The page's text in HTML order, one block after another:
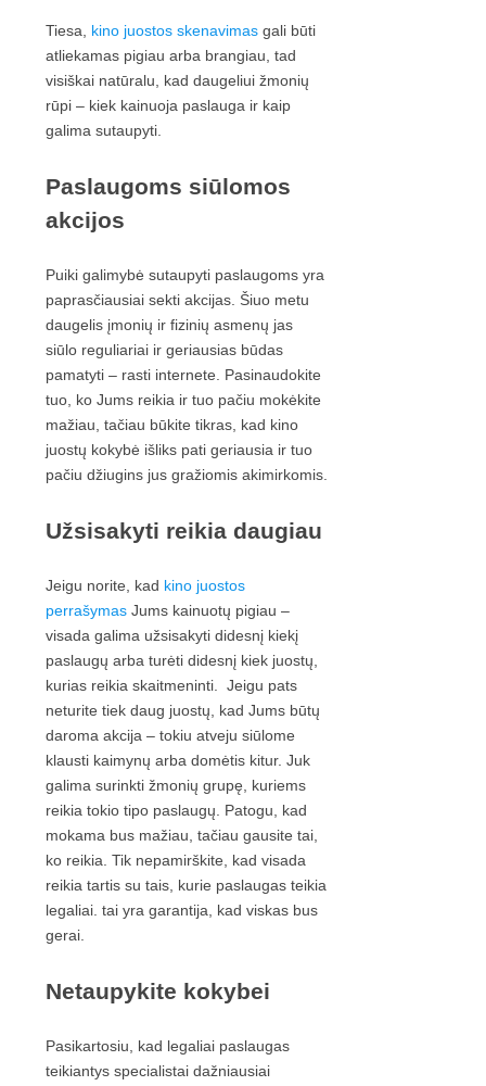
Tiesa, kino juostos skenavimas gali būti
atliekamas pigiau arba brangiau, tad
visiškai natūralu, kad daugeliui žmonių
rūpi – kiek kainuoja paslauga ir kaip
galima sutaupyti.
Paslaugoms siūlomos
akcijos
Puiki galimybė sutaupyti paslaugoms yra
paprasčiausiai sekti akcijas. Šiuo metu
daugelis įmonių ir fizinių asmenų jas
siūlo reguliariai ir geriausias būdas
pamatyti – rasti internete. Pasinaudokite
tuo, ko Jums reikia ir tuo pačiu mokėkite
mažiau, tačiau būkite tikras, kad kino
juostų kokybė išliks pati geriausia ir tuo
pačiu džiugins jus gražiomis akimirkomis.
Užsisakyti reikia daugiau
Jeigu norite, kad kino juostos
perrašymas Jums kainuotų pigiau –
visada galima užsisakyti didesnį kiekį
paslaugų arba turėti didesnį kiek juostų,
kurias reikia skaitmeninti. Jeigu pats
neturite tiek daug juostų, kad Jums būtų
daroma akcija – tokiu atveju siūlome
klausti kaimynų arba domėtis kitur. Juk
galima surinkti žmonių grupę, kuriems
reikia tokio tipo paslaugų. Patogu, kad
mokama bus mažiau, tačiau gausite tai,
ko reikia. Tik nepamirškite, kad visada
reikia tartis su tais, kurie paslaugas teikia
legaliai. tai yra garantija, kad viskas bus
gerai.
Netaupykite kokybei
Pasikartosiu, kad legaliai paslaugas
teikiantys specialistai dažniausiai